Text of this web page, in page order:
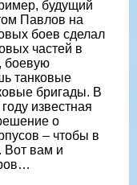
будущий
Павлов на
боев сделал
частей в
боевую
танковые
бригады. В
известная
о
– чтобы в
Вот вам и